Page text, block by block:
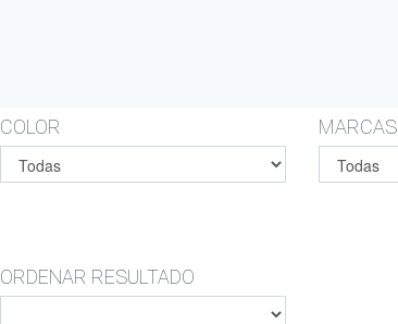
COLOR MARCAS
ORDENAR RESULTADO